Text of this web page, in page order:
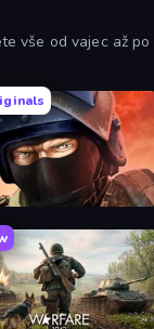
od vajec až po